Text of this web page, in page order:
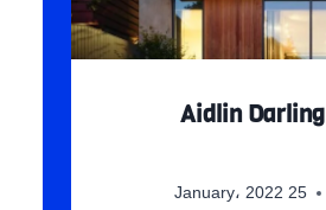
منزل التراس // Aidlin Darling
25 January، 2022